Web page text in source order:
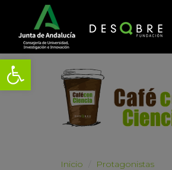
Abrir barra de herramientas
Inicio Protagonistas